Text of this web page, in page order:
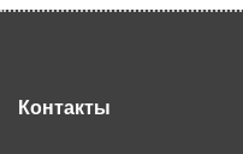
Контакты